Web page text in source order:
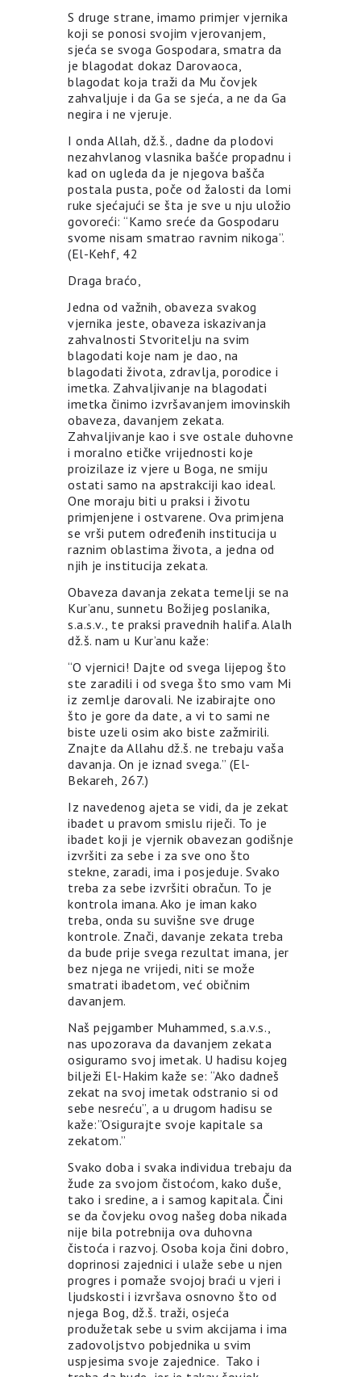
S druge strane, imamo primjer vjernika
koji se ponosi svojim vjerovanjem,
sjeća se svoga Gospodara, smatra da
je blagodat dokaz Darovaoca,
blagodat koja traži da Mu čovjek
zahvaljuje i da Ga se sjeća, a ne da Ga
negira i ne vjeruje.
I onda Allah, dž.š., dadne da plodovi
nezahvlanog vlasnika bašće propadnu i
kad on ugleda da je njegova bašča
postala pusta, poče od žalosti da lomi
ruke sjećajući se šta je sve u nju uložio
govoreći: “Kamo sreće da Gospodaru
svome nisam smatrao ravnim nikoga”.
(El-Kehf, 42
Draga braćo,
Jedna od važnih, obaveza svakog
vjernika jeste, obaveza iskazivanja
zahvalnosti Stvoritelju na svim
blagodati koje nam je dao, na
blagodati života, zdravlja, porodice i
imetka. Zahvaljivanje na blagodati
imetka činimo izvršavanjem imovinskih
obaveza, davanjem zekata.
Zahvaljivanje kao i sve ostale duhovne
i moralno etičke vrijednosti koje
proizilaze iz vjere u Boga, ne smiju
ostati samo na apstrakciji kao ideal.
One moraju biti u praksi i životu
primjenjene i ostvarene. Ova primjena
se vrši putem određenih institucija u
raznim oblastima života, a jedna od
njih je institucija zekata.
Obaveza davanja zekata temelji se na
Kur’anu, sunnetu Božijeg poslanika,
s.a.s.v., te praksi pravednih halifa. Alalh
dž.š. nam u Kur’anu kaže:
“O vjernici! Dajte od svega lijepog što
ste zaradili i od svega što smo vam Mi
iz zemlje darovali. Ne izabirajte ono
što je gore da date, a vi to sami ne
biste uzeli osim ako biste zažmirili.
Znajte da Allahu dž.š. ne trebaju vaša
davanja. On je iznad svega.” (El-
Bekareh, 267.)
Iz navedenog ajeta se vidi, da je zekat
ibadet u pravom smislu riječi. To je
ibadet koji je vjernik obavezan godišnje
izvršiti za sebe i za sve ono što
stekne, zaradi, ima i posjeduje. Svako
treba za sebe izvršiti obračun. To je
kontrola imana. Ako je iman kako
treba, onda su suvišne sve druge
kontrole. Znači, davanje zekata treba
da bude prije svega rezultat imana, jer
bez njega ne vrijedi, niti se može
smatrati ibadetom, već običnim
davanjem.
Naš pejgamber Muhammed, s.a.v.s.,
nas upozorava da davanjem zekata
osiguramo svoj imetak. U hadisu kojeg
bilježi El-Hakim kaže se: “Ako dadneš
zekat na svoj imetak odstranio si od
sebe nesreću”, a u drugom hadisu se
kaže:”Osigurajte svoje kapitale sa
zekatom.”
Svako doba i svaka individua trebaju da
žude za svojom čistoćom, kako duše,
tako i sredine, a i samog kapitala. Čini
se da čovjeku ovog našeg doba nikada
nije bila potrebnija ova duhovna
čistoća i razvoj. Osoba koja čini dobro,
doprinosi zajednici i ulaže sebe u njen
progres i pomaže svojoj braći u vjeri i
ljudskosti i izvršava osnovno što od
njega Bog, dž.š. traži, osjeća
produžetak sebe u svim akcijama i ima
zadovoljstvo pobjednika u svim
uspjesima svoje zajednice. Tako i